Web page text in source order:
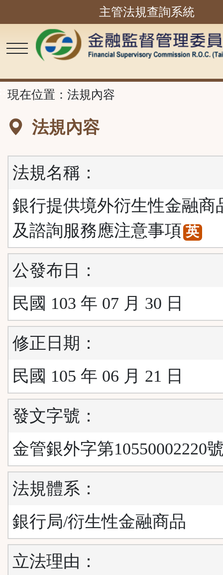
內
容
主管法規查詢系統
現在位置： 法規內容
法規內容
法規名稱：
銀行提供境外衍生性金融商
及諮詢服務應注意事項 英
公發布日：
民國 103 年 07 月 30 日
修正日期：
民國 105 年 06 月 21 日
發文字號：
金管銀外字第10550002220
法規體系：
銀行局/衍生性金融商品
立法理由：